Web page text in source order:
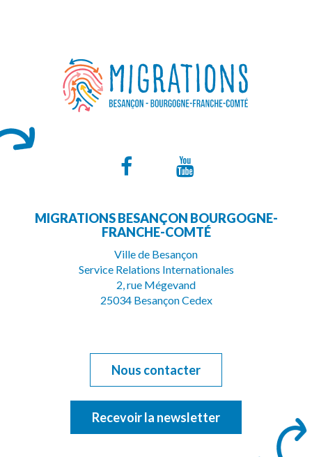
Lien
le
compte
Facebook
la
Youtube
MIGRATIONS BESANÇON BOURGOGNE-
FRANCHE-COMTÉ
Ville de Besançon
Service Relations Internationales
2, rue Mégevand
25034 Besançon Cedex
Nous contacter
Recevoir la newsletter